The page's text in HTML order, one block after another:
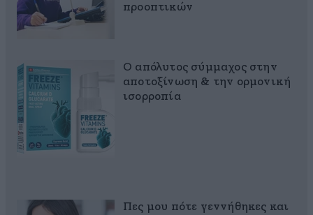
προοπτικών
Ο απόλυτος σύμμαχος στην
αποτοξίνωση & την ορμονική
ισορροπία
Πες μου πότε γεννήθηκες και